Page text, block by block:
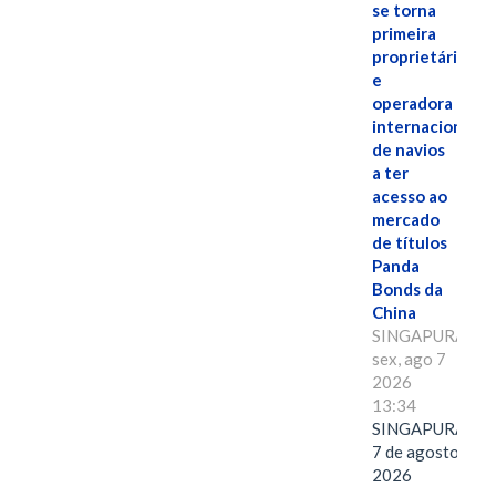
se torna
primeira
proprietária
e
operadora
internacional
de navios
a ter
acesso ao
mercado
de títulos
Panda
Bonds da
China
SINGAPURA,
sex, ago 7
2026
13:34
SINGAPURA,
7 de agosto de
2026